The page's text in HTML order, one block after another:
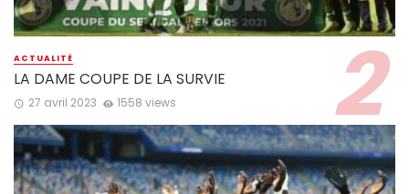
ACTUALITÉ
LA DAME COUPE DE LA SURVIE
27 avril 2023 1558 views